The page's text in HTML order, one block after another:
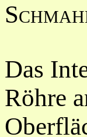
Das
Röhre